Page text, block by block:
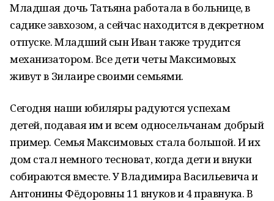
Младшая дочь Татьяна работала в больнице, в
садике завхозом, а сейчас находится в декретном
отпуске. Младший сын Иван также трудится
механизатором. Все дети четы Максимовых
живут в Зилаире своими семьями.
Сегодня наши юбиляры радуются успехам
детей, подавая им и всем односельчанам добрый
пример. Семья Максимовых стала большой. И их
дом стал немного тесноват, когда дети и внуки
собираются вместе. У Владимира Васильевича и
Антонины Фёдоровны 11 внуков и 4 правнука. В